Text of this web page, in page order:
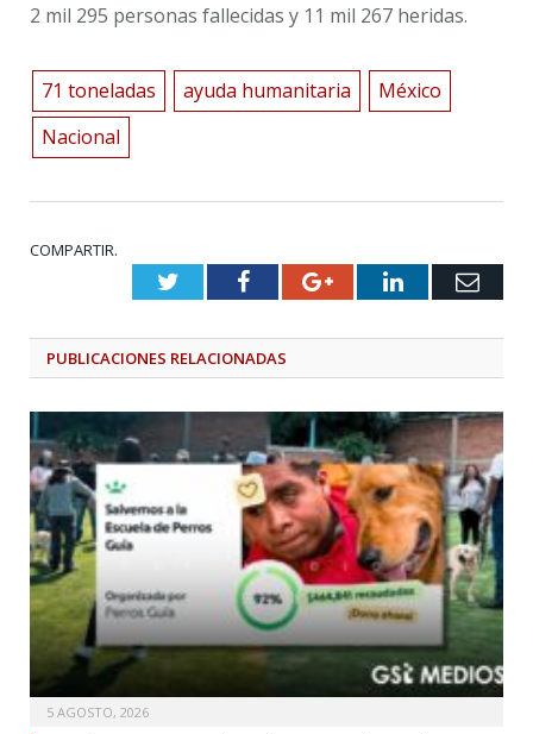
2 mil 295 personas fallecidas y 11 mil 267 heridas.
71 toneladas ayuda humanitaria
México
Nacional
COMPARTIR.
TwitterFacebookGoogle+LinkedIn
PUBLICACIONES RELACIONADAS
5 AGOSTO, 2026